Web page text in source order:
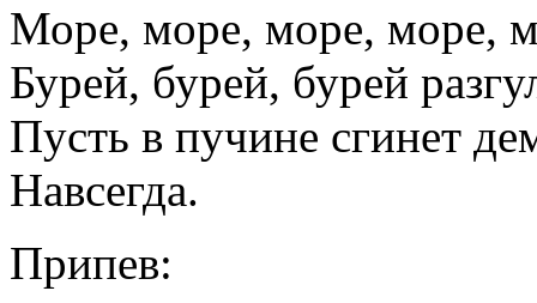
Море, море, море, море,
Бурей, бурей, бурей
Пусть в пучине сгинет
Навсегда.
Припев: